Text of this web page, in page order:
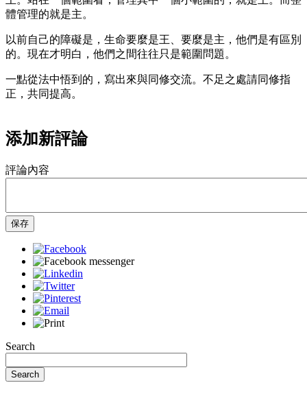
體管理的就是主。
以前自己的障礙是，生命要麼是王、要麼是主，他們是有區別
的。現在才明白，他們之間往往只是範圍問題。
一點從法中悟到的，寫出來與同修交流。不足之處請同修指
正，共同提高。
添加新評論
評論內容
保存
Search
Search